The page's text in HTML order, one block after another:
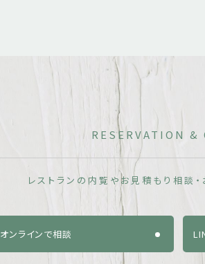
RESERVATION &
レストランの内覧やお見積もり相談・
オンラインで相談